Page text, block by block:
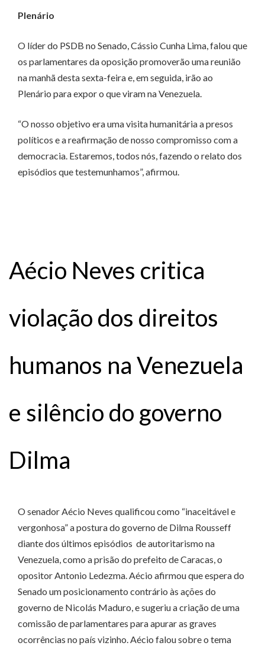
Plenário
O líder do PSDB no Senado, Cássio Cunha Lima, falou que
os parlamentares da oposição promoverão uma reunião
na manhã desta sexta-feira e, em seguida, irão ao
Plenário para expor o que viram na Venezuela.
“O nosso objetivo era uma visita humanitária a presos
políticos e a reafirmação de nosso compromisso com a
democracia. Estaremos, todos nós, fazendo o relato dos
episódios que testemunhamos”, afirmou.
Aécio Neves critica
violação dos direitos
humanos na Venezuela
e silêncio do governo
Dilma
O senador Aécio Neves qualificou como “inaceitável e
vergonhosa” a postura do governo de Dilma Rousseff
diante dos últimos episódios de autoritarismo na
Venezuela, como a prisão do prefeito de Caracas, o
opositor Antonio Ledezma. Aécio afirmou que espera do
Senado um posicionamento contrário às ações do
governo de Nicolás Maduro, e sugeriu a criação de uma
comissão de parlamentares para apurar as graves
ocorrências no país vizinho. Aécio falou sobre o tema